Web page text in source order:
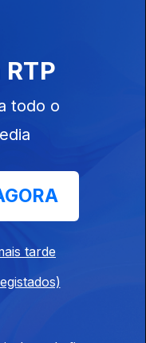
Ep. 30
06 jan. 2024
Ep. 29
todo o
tarde